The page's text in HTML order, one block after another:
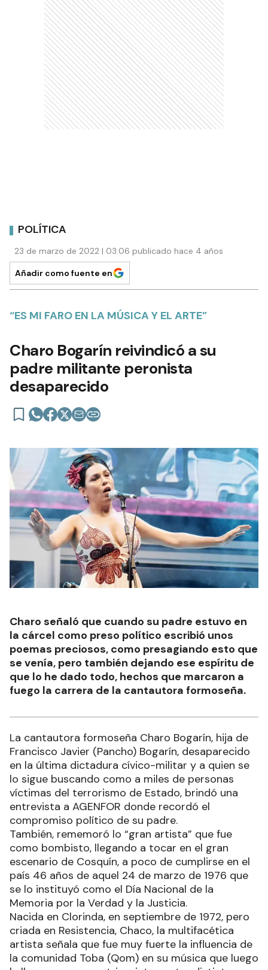
POLÍTICA
23 de marzo de 2022 | 03:06 publicado hace 4 años
Añadir como fuente en
“ES MI FARO EN LA MÚSICA Y EL ARTE”
Charo Bogarín reivindicó a su
padre militante peronista
desaparecido
Charo señaló que cuando su padre estuvo en
la cárcel como preso político escribió unos
poemas preciosos, como presagiando esto que
se venía, pero también dejando ese espíritu de
que lo he dado todo, hechos que marcaron a
fuego la carrera de la cantautora formoseña.
La cantautora formoseña Charo Bogarín, hija de
Francisco Javier (Pancho) Bogarín, desaparecido
en la última dictadura cívico-militar y a quien se
lo sigue buscando como a miles de personas
víctimas del terrorismo de Estado, brindó una
entrevista a AGENFOR donde recordó el
compromiso político de su padre.
También, rememoró lo “gran artista” que fue
como bombisto, llegando a tocar en el gran
escenario de Cosquín, a poco de cumplirse en el
país 46 años de aquel 24 de marzo de 1976 que
se lo instituyó como el Día Nacional de la
Memoria por la Verdad y la Justicia.
Nacida en Clorinda, en septiembre de 1972, pero
criada en Resistencia, Chaco, la multifacética
artista señala que fue muy fuerte la influencia de
la comunidad Toba (Qom) en su música que luego